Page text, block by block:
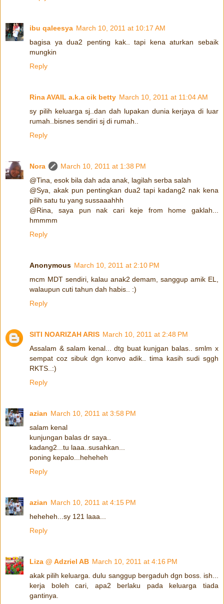
ibu qaleesya March 10, 2011 at 10:17 AM
bagisa ya dua2 penting kak.. tapi kena aturkan sebaik
mungkin
Reply
Rina AVAIL a.k.a cik betty March 10, 2011 at 11:04 AM
sy pilih keluarga sj..dan dah lupakan dunia kerjaya di luar
rumah..bisnes sendiri sj di rumah..
Reply
Nora
March 10, 2011 at 1:38 PM
@Tina, esok bila dah ada anak, lagilah serba salah
@Sya, akak pun pentingkan dua2 tapi kadang2 nak kena
pilih satu tu yang sussaaahhh
@Rina, saya pun nak cari keje from home gaklah...
hmmmm
Reply
Anonymous March 10, 2011 at 2:10 PM
mcm MDT sendiri, kalau anak2 demam, sanggup amik EL,
walaupun cuti tahun dah habis.. :)
Reply
SITI NOARIZAH ARIS March 10, 2011 at 2:48 PM
Assalam & salam kenal... dtg buat kunjgan balas.. smlm x
sempat coz sibuk dgn konvo adik.. tima kasih sudi sggh
RKTS..:)
Reply
azian March 10, 2011 at 3:58 PM
salam kenal
kunjungan balas dr saya..
kadang2...tu laaa..susahkan...
poning kepalo...heheheh
Reply
azian March 10, 2011 at 4:15 PM
heheheh...sy 121 laaa...
Reply
Liza @ Adzriel AB March 10, 2011 at 4:16 PM
akak pilih keluarga. dulu sanggup bergaduh dgn boss. ish...
kerja boleh cari, apa2 berlaku pada keluarga tiada
gantinya.